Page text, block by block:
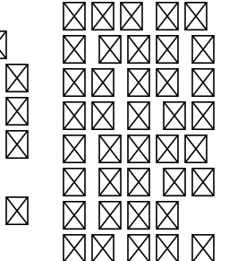
력으로 입자
나 전자기 복
사, 빛을 포
함한 그 무엇
도 빠져나올
수 없는 시공
간 영역이
다. 일반 상